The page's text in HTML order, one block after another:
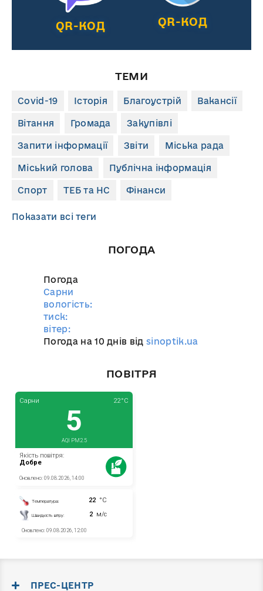
QR-КОД QR-КОД
ТЕМИ
Covid-19 Історія Благоустрій Вакансії
Вітання Громада Закупівлі
Запити інформації Звіти Міська рада
Міський голова Публічна інформація
Спорт ТЕБ та НС Фінанси
Показати всі теги
ПОГОДА
Погода
Сарни
вологість:
тиск:
вітер:
Погода на 10 днів відsinoptik.ua
ПОВІТРЯ
ПРЕС-ЦЕНТР